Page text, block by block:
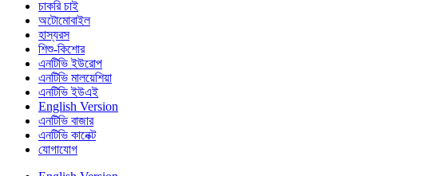
চাকরি চাই
অটোমোবাইল
হাস্যরস
শিশু-কিশোর
এনটিভি ইউরোপ
এনটিভি মালয়েশিয়া
এনটিভি ইউএই
English Version
এনটিভি বাজার
এনটিভি কানেক্ট
যোগাযোগ